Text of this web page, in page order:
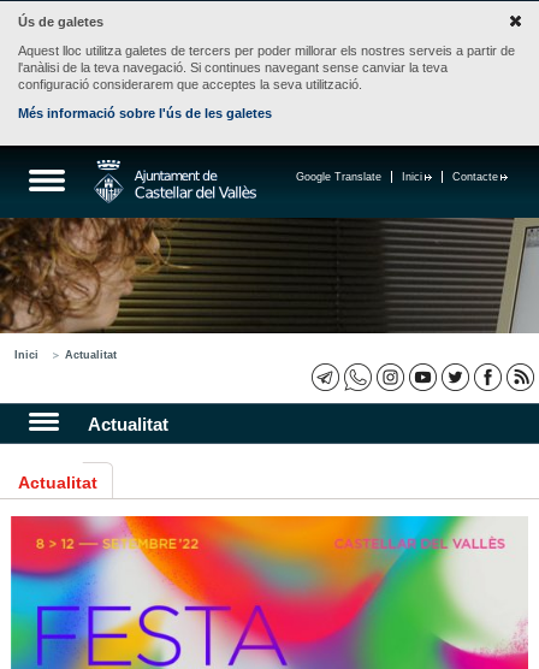
Ús de galetes
Aquest lloc utilitza galetes de tercers per poder millorar els nostres serveis a partir de
l'anàlisi de la teva navegació. Si continues navegant sense canviar la teva
configuració considerarem que acceptes la seva utilització.
Més informació sobre l'ús de les galetes
Contacte
Inici
Google Translate
Inici Actualitat
Actualitat
Actualitat